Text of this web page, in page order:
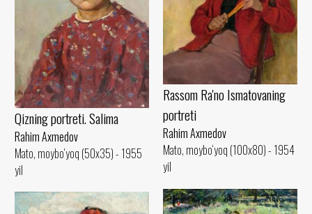
Qizning portreti. Salima
Rahim Axmedov
Mato, moybo‘yoq (50x35) - 1955
yil
Rassom Ra'no Ismatovaning
portreti
Rahim Axmedov
Mato, moybo‘yoq (100x80) - 1954
yil